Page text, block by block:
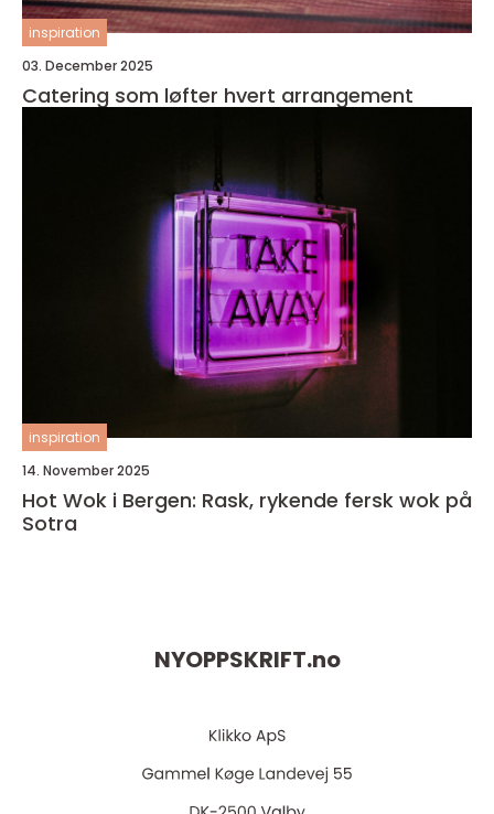
inspiration
03. December 2025
Catering som løfter hvert arrangement
inspiration
14. November 2025
Hot Wok i Bergen: Rask, rykende fersk wok på
Sotra
NYOPPSKRIFT.no